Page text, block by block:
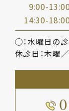
9:00-13:00
14:30-18:00
◯：水曜日の
休診日：木曜